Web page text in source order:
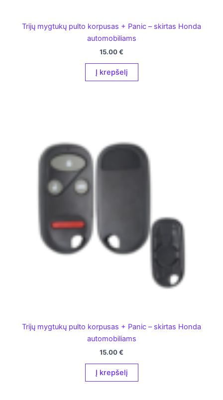
Trijų mygtukų pulto korpusas + Panic – skirtas Honda
automobiliams
15.00€
Į krepšelį
Trijų mygtukų pulto korpusas + Panic – skirtas Honda
automobiliams
15.00€
Į krepšelį